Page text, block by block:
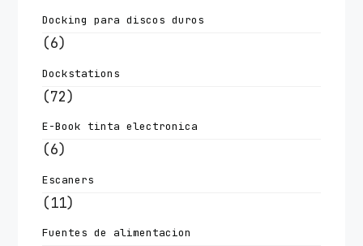
Docking para discos duros
(6)
Dockstations
(72)
E-Book tinta electronica
(6)
Escaners
(11)
Fuentes de alimentacion